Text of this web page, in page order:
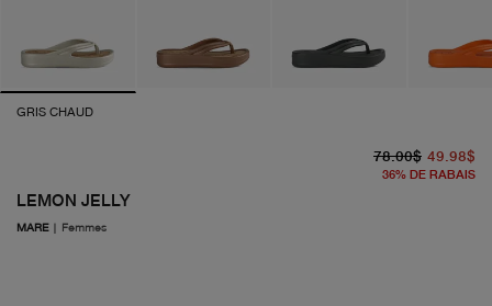
GRIS CHAUD
LEMON JELLY
MARE| Femmes
78.00$ 49.98$
36% DE RABAIS